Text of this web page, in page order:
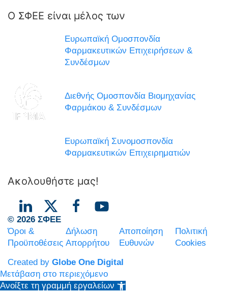
Ο ΣΦΕΕ είναι μέλος των
Ευρωπαϊκή Ομοσπονδία
Φαρμακευτικών Επιχειρήσεων &
Συνδέσμων
Διεθνής Ομοσπονδία Βιομηχανίας
Φαρμάκου & Συνδέσμων
Ευρωπαϊκή Συνομοσπονδία
Φαρμακευτικών Επιχειρηματιών
Ακολουθήστε μας!
© 2026 ΣΦΕΕ
Όροι &
Προϋποθέσεις
Δήλωση
Απορρήτου
Αποποίηση
Ευθυνών
Πολιτική
Cookies
Created by Globe One Digital
Μετάβαση στο περιεχόμενο
Ανοίξτε τη γραμμή εργαλείων